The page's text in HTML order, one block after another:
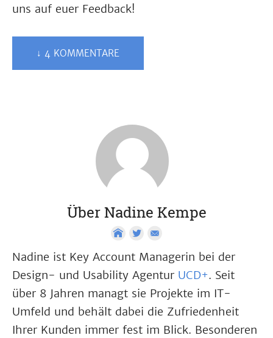
uns auf euer Feedback!
↓ 4 KOMMENTARE
Über Nadine Kempe
Nadine ist Key Account Managerin bei der
Design- und Usability Agentur UCD+. Seit
über 8 Jahren managt sie Projekte im IT-
Umfeld und behält dabei die Zufriedenheit
Ihrer Kunden immer fest im Blick. Besonderen